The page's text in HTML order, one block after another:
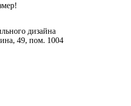
дизайна
49, пом. 1004